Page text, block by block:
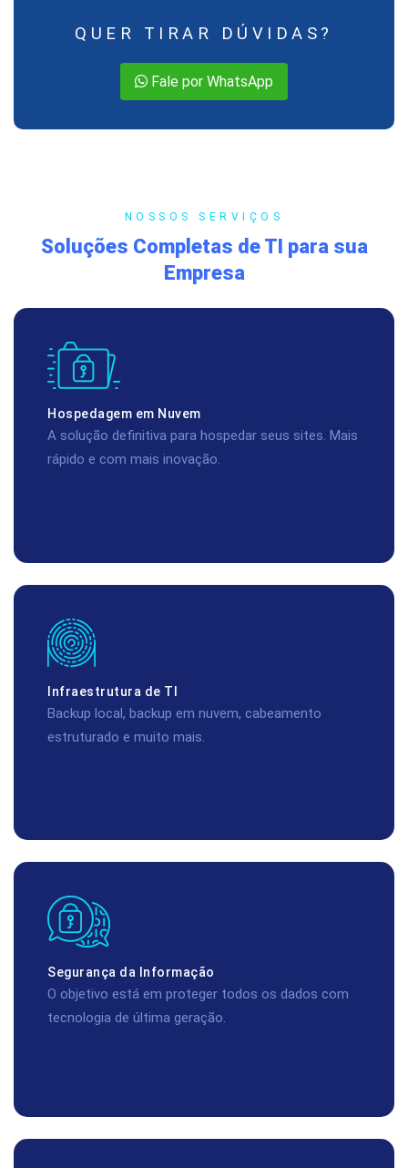
QUER TIRAR DÚVIDAS?
Fale por WhatsApp
NOSSOS SERVIÇOS
Soluções Completas de TI para sua
Empresa
Hospedagem em Nuvem
A solução definitiva para hospedar seus sites. Mais
rápido e com mais inovação.
Infraestrutura de TI
Backup local, backup em nuvem, cabeamento
estruturado e muito mais.
Segurança da Informação
O objetivo está em proteger todos os dados com
tecnologia de última geração.